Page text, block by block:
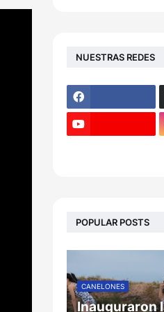
NUESTRAS REDES
POPULAR POSTS
CANELONES
Inauguraron